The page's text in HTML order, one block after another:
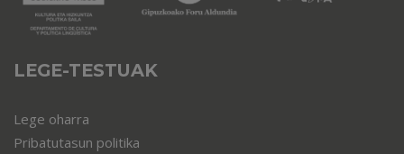
LEGE-TESTUAK
Lege oharra
Pribatutasun politika